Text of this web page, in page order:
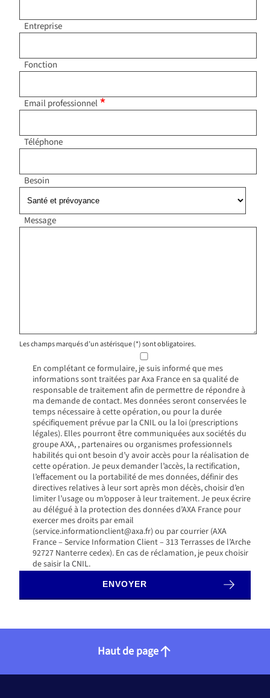
Entreprise
Fonction
Email professionnel*
Téléphone
Besoin
Message
Les champs marqués d’un astérisque (*) sont obligatoires.
En complétant ce formulaire, je suis informé que mes
informations sont traitées par Axa France en sa qualité de
responsable de traitement afin de permettre de répondre à
ma demande de contact. Mes données seront conservées le
temps nécessaire à cette opération, ou pour la durée
spécifiquement prévue par la CNIL ou la loi (prescriptions
légales). Elles pourront être communiquées aux sociétés du
groupe AXA, , partenaires ou organismes professionnels
habilités qui ont besoin d’y avoir accès pour la réalisation de
cette opération. Je peux demander l’accès, la rectification,
l’effacement ou la portabilité de mes données, définir des
directives relatives à leur sort après mon décès, choisir d’en
limiter l’usage ou m’opposer à leur traitement. Je peux écrire
au délégué à la protection des données d’AXA France pour
exercer mes droits par email
(service.informationclient@axa.fr) ou par courrier (AXA
France – Service Information Client – 313 Terrasses de l’Arche
92727 Nanterre cedex). En cas de réclamation, je peux choisir
de saisir la CNIL.
Haut de page